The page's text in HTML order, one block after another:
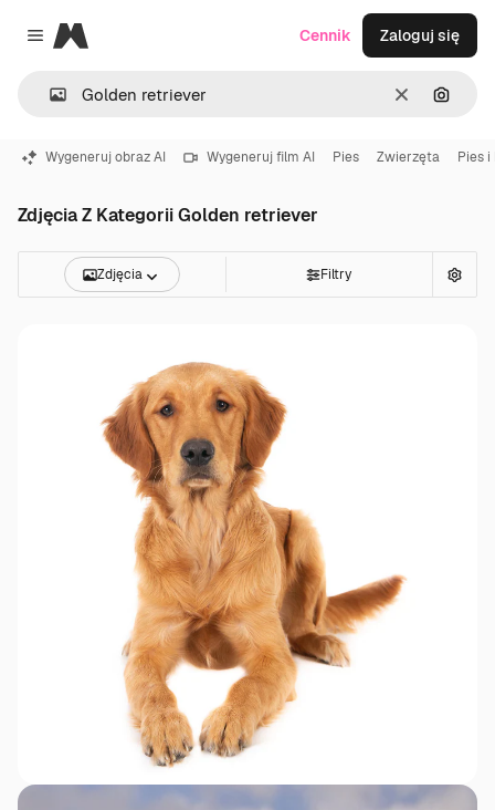
Close menu
Magnific
WyczyśćSzukaj
Cennik Zaloguj się
Wygeneruj obraz AI Wygeneruj film AI Pies Zwierzęta Pies i
Zdjęcia Z Kategorii Golden retriever
Zdjęcia Filtry